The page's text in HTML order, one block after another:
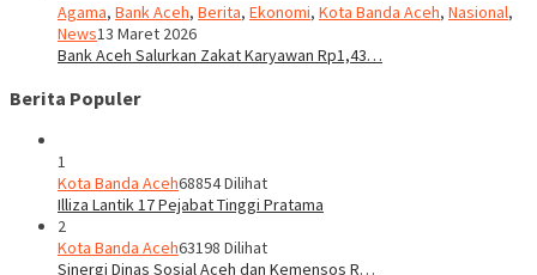
Agama, Bank Aceh, Berita, Ekonomi, Kota Banda Aceh, Nasional,
News13 Maret 2026
Bank Aceh Salurkan Zakat Karyawan Rp1,43…
Berita Populer
1
Kota Banda Aceh68854 Dilihat
Illiza Lantik 17 Pejabat Tinggi Pratama
2
Kota Banda Aceh63198 Dilihat
Sinergi Dinas Sosial Aceh dan Kemensos R…